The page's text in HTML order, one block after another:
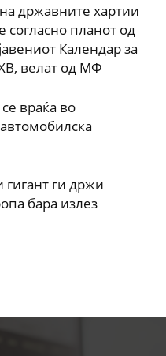
државните хартии
согласно планот од
Календар за
велат од МФ
враќа во
ги држи
бара излез